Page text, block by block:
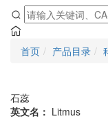
首页 产品目录
石蕊
英文名： Litmus